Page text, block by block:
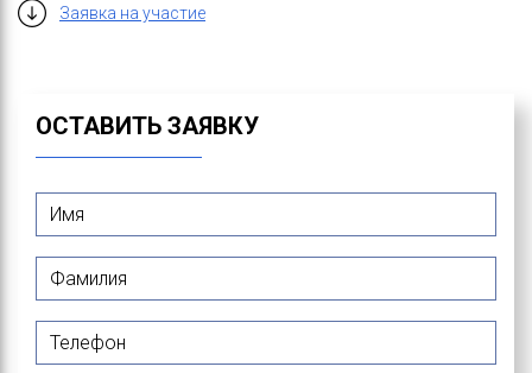
Заявка на участие
ОСТАВИТЬ ЗАЯВКУ
Телефон